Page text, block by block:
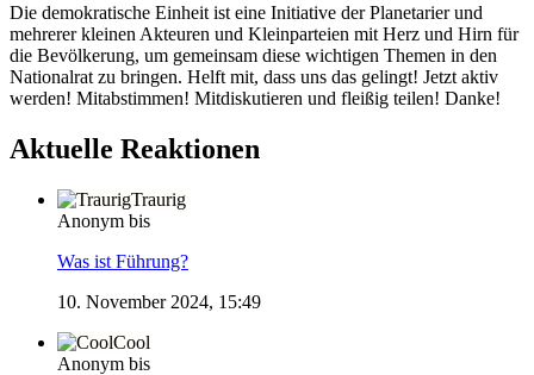
Die demokratische Einheit ist eine Initiative der Planetarier und
mehrerer kleinen Akteuren und Kleinparteien mit Herz und Hirn für
die Bevölkerung, um gemeinsam diese wichtigen Themen in den
Nationalrat zu bringen. Helft mit, dass uns das gelingt! Jetzt aktiv
werden! Mitabstimmen! Mitdiskutieren und fleißig teilen! Danke!
Aktuelle Reaktionen
Traurig
Anonym bis
Was ist Führung?
10. November 2024, 15:49
Cool
Anonym bis